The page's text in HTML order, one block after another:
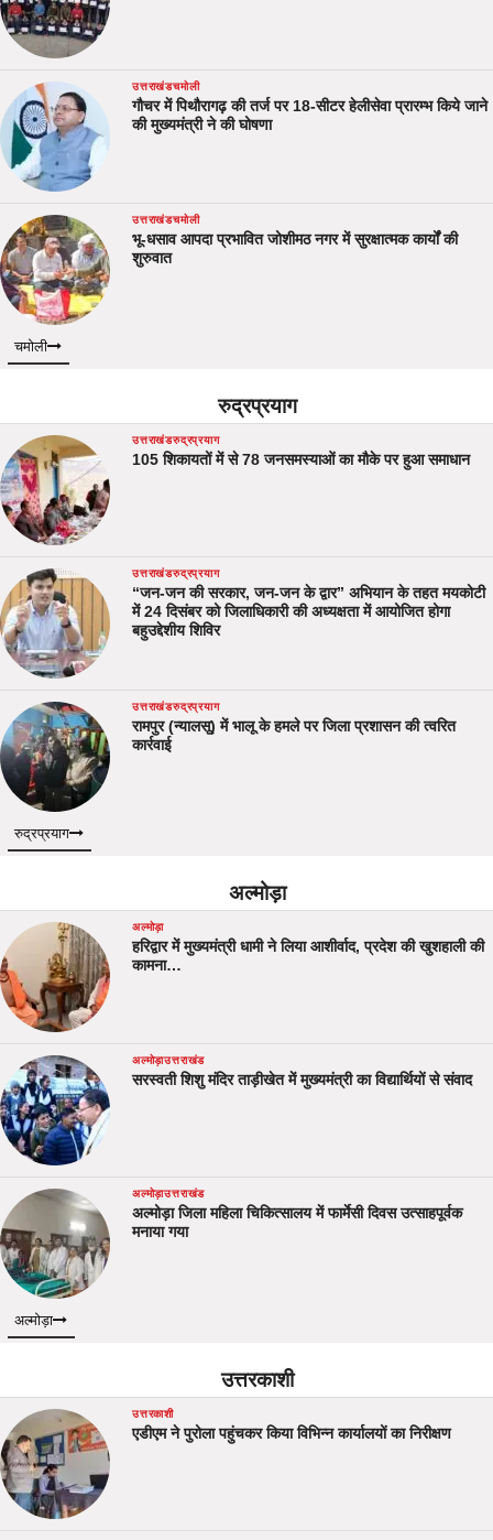
उत्तराखंडचमोली
गौचर में पिथौरागढ़ की तर्ज पर 18-सीटर हेलीसेवा प्रारम्भ किये जाने
की मुख्यमंत्री ने की घोषणा
उत्तराखंडचमोली
भू-धसाव आपदा प्रभावित जोशीमठ नगर में सुरक्षात्मक कार्यों की
शुरुवात
चमोली
रुद्रप्रयाग
उत्तराखंडरुद्रप्रयाग
105 शिकायतों में से 78 जनसमस्याओं का मौके पर हुआ समाधान
उत्तराखंडरुद्रप्रयाग
“जन-जन की सरकार, जन-जन के द्वार” अभियान के तहत मयकोटी
में 24 दिसंबर को जिलाधिकारी की अध्यक्षता में आयोजित होगा
बहुउद्देशीय शिविर
उत्तराखंडरुद्रप्रयाग
रामपुर (न्यालसू) में भालू के हमले पर जिला प्रशासन की त्वरित
कार्रवाई
रुद्रप्रयाग
अल्मोड़ा
अल्मोड़ा
हरिद्वार में मुख्यमंत्री धामी ने लिया आशीर्वाद, प्रदेश की खुशहाली की
कामना…
अल्मोड़ाउत्तराखंड
सरस्वती शिशु मंदिर ताड़ीखेत में मुख्यमंत्री का विद्यार्थियों से संवाद
अल्मोड़ाउत्तराखंड
अल्मोड़ा जिला महिला चिकित्सालय में फार्मेसी दिवस उत्साहपूर्वक
मनाया गया
अल्मोड़ा
उत्तरकाशी
उत्तरकाशी
एडीएम ने पुरोला पहुंचकर किया विभिन्न कार्यालयों का निरीक्षण